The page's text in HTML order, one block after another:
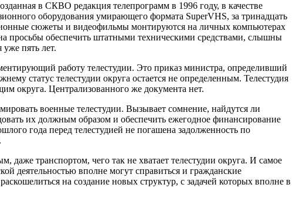
в СКВО редакция телепрограмм в 1996 году, в качестве
оборудования умирающего формата SuperVHS, за тринадцать
сюжеты и видеофильмы монтируются на личных компьютерах
просьбы обеспечить штатными техническими средствами, слышны
пять лет.
работу телестудии. Это приказ министра, определивший
статус телестудии округа остается не определенным. Телестудия
округа. Централизованного же документа нет.
военные телестудии. Вызывает сомнение, найдутся ли
их должным образом и обеспечить ежегодное финансирование
года перед телестудией не погашена задолженность по
транспортом, чего так не хватает телестудии округа. И самое
деятельностью вполне могут справиться и гражданские
на создание новых структур, с задачей которых вполне в